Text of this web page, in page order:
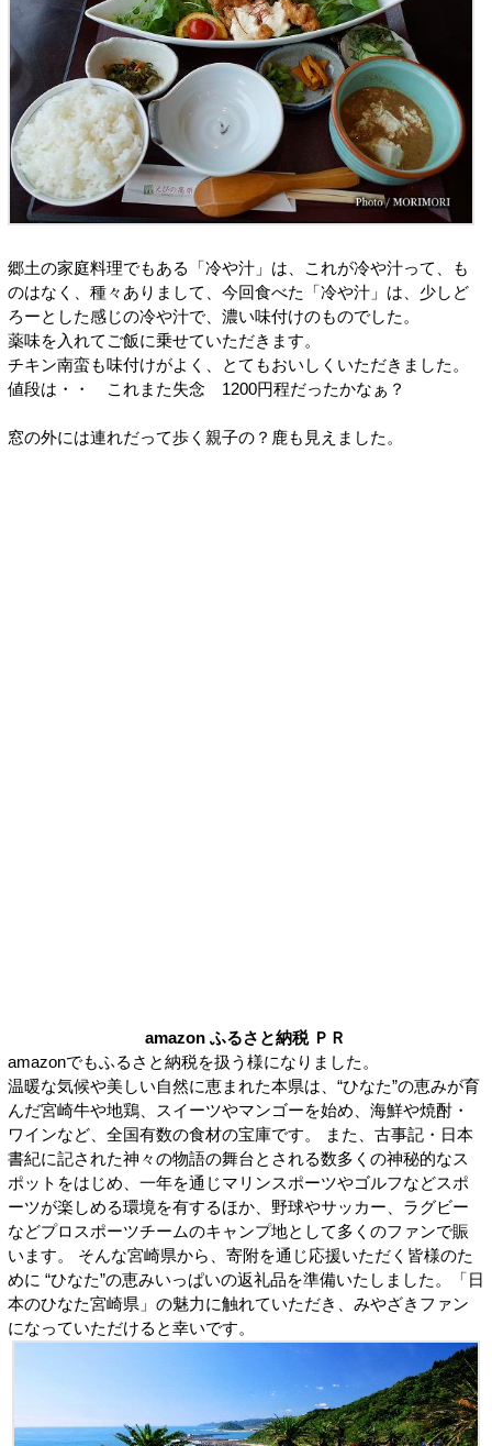
郷土の家庭料理でもある「冷や汁」は、これが冷や汁って、も
のはなく、種々ありまして、今回食べた「冷や汁」は、少しど
ろーとした感じの冷や汁で、濃い味付けのものでした。
薬味を入れてご飯に乗せていただきます。
チキン南蛮も味付けがよく、とてもおいしくいただきました。
値段は・・ これまた失念 1200円程だったかなぁ？
窓の外には連れだって歩く親子の？鹿も見えました。
amazon ふるさと納税 ＰＲ
amazonでもふるさと納税を扱う様になりました。
温暖な気候や美しい自然に恵まれた本県は、“ひなた”の恵みが育
んだ宮崎牛や地鶏、スイーツやマンゴーを始め、海鮮や焼酎・
ワインなど、全国有数の食材の宝庫です。 また、古事記・日本
書紀に記された神々の物語の舞台とされる数多くの神秘的なス
ポットをはじめ、一年を通じマリンスポーツやゴルフなどスポ
ーツが楽しめる環境を有するほか、野球やサッカー、ラグビー
などプロスポーツチームのキャンプ地として多くのファンで賑
います。 そんな宮崎県から、寄附を通じ応援いただく皆様のた
めに “ひなた”の恵みいっぱいの返礼品を準備いたしました。「日
本のひなた宮崎県」の魅力に触れていただき、みやざきファン
になっていただけると幸いです。